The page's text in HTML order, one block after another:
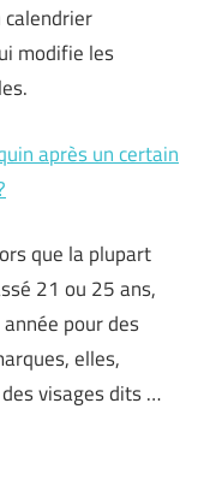
modifie les
après un certain
que la plupart
21 ou 25 ans,
pour des
elles,
visages dits …